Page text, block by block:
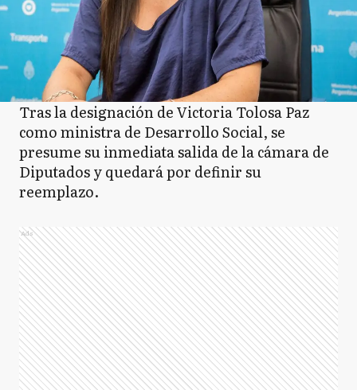
Tras la designación de Victoria Tolosa Paz
como ministra de Desarrollo Social, se
presume su inmediata salida de la cámara de
Diputados y quedará por definir su
reemplazo.
Ads